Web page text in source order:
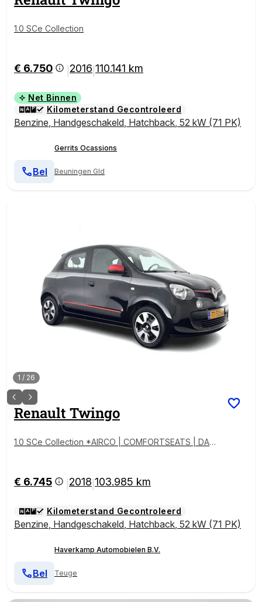
1.0 SCe Collection
€ 6.750 2016 110.141 km
Net Binnen
Kilometerstand Gecontroleerd
Benzine, Handgeschakeld, Hatchback, 52 kW (71 PK)
Gerrits Ocassions
Beuningen Gld
Bel
1 / 26
Renault Twingo
1.0 SCe Collection *AIRCO | COMFORTSEATS | DAB+
€ 6.745 2018 103.985 km
Kilometerstand Gecontroleerd
Benzine, Handgeschakeld, Hatchback, 52 kW (71 PK)
Haverkamp Automobielen B.V.
Teuge
Bel